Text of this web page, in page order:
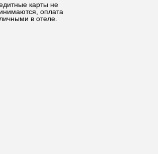
карты не
оплата
в отеле.